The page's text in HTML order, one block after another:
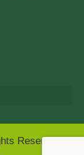
Reserved |